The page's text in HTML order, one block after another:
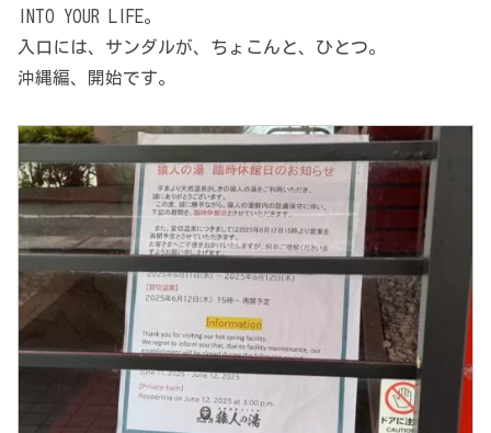
INTO YOUR LIFE。
入口には、サンダルが、ちょこんと、ひとつ。
沖縄編、開始です。